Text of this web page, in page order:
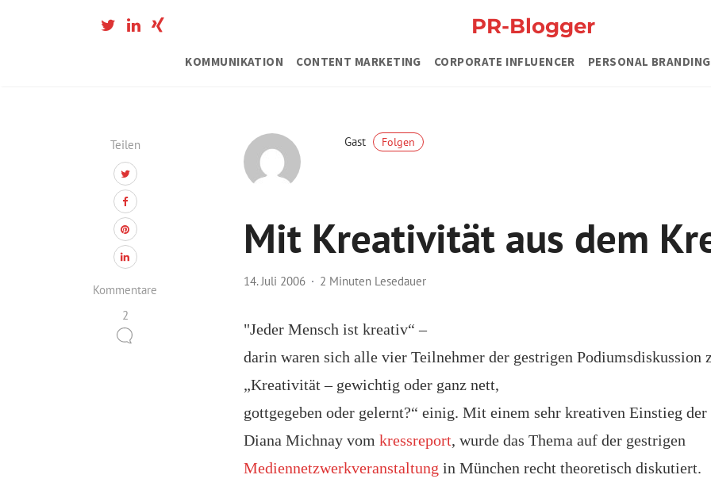
PR-Blogger
KOMMUNIKATION CONTENT MARKETING CORPORATE INFLUENCER PERSONAL BRANDING
Teilen
Kommentare
2
Gast Folgen
Mit Kreativität aus dem
14. Juli 2006 2 Minuten Lesedauer
"Jeder Mensch ist kreativ“ –
darin waren sich alle vier Teilnehmer der gestrigen Podiumsdiskussion
„Kreativität – gewichtig oder ganz nett,
gottgegeben oder gelernt?“ einig. Mit einem sehr kreativen Einstieg
Diana Michnay vom kressreport, wurde das Thema auf der gestrigen
Mediennetzwerkveranstaltung in München recht theoretisch diskutiert.